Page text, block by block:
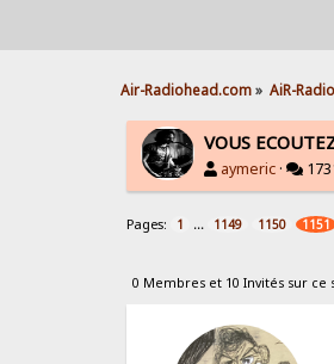
Air-Radiohead.com» AiR-
VOUS
aymeric·
Pages: 1 ... 1149 1150 1151
0 Membres et 10 Invités sur ce